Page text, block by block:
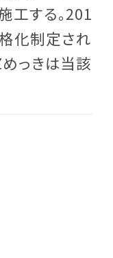
工する。201
化制定され
っきは当該